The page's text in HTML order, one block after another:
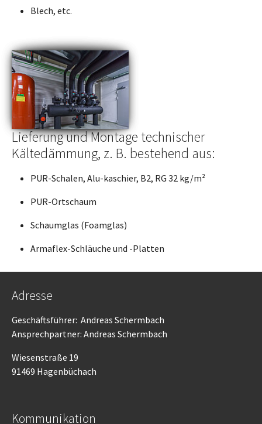
Blech, etc.
Lieferung und Montage technischer
Kältedämmung, z. B. bestehend aus:
PUR-Schalen, Alu-kaschier, B2, RG 32 kg/m²
PUR-Ortschaum
Schaumglas (Foamglas)
Armaflex-Schläuche und -Platten
Adresse
Geschäftsführer: Andreas Schermbach
Ansprechpartner: Andreas Schermbach
Wiesenstraße 19
91469 Hagenbüchach
Kommunikation